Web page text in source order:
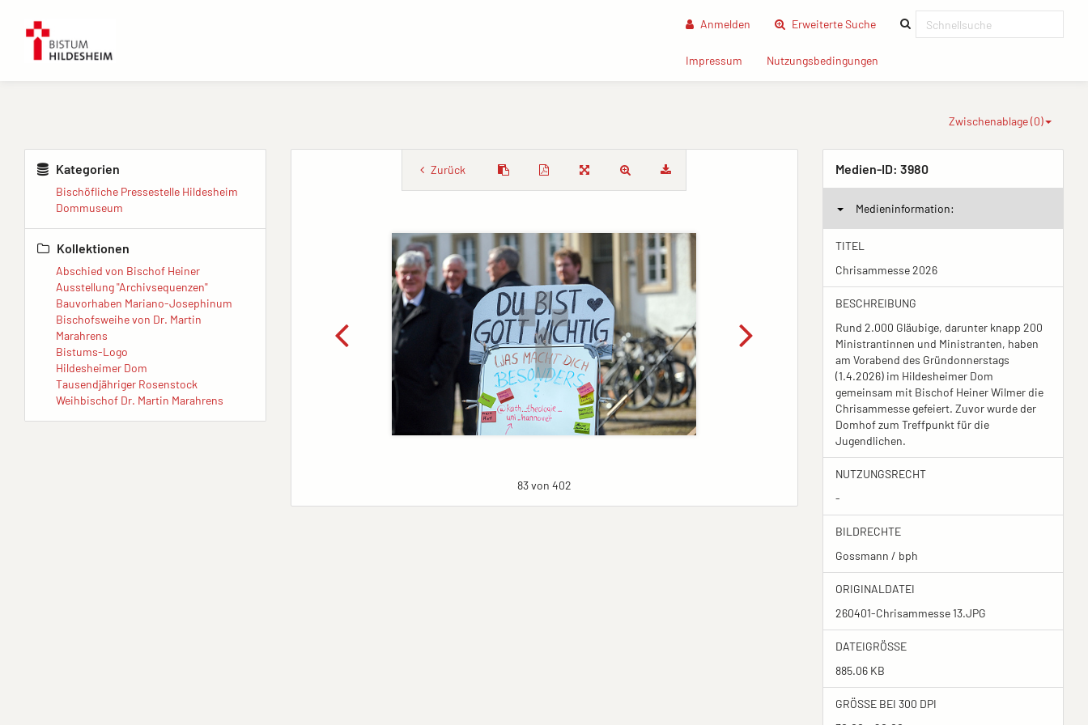
Anmelden Erweiterte Suche(current)
Impressum (current)Nutzungsbedingungen
Zwischenablage (0)
Kategorien
Bischöfliche Pressestelle Hildesheim
Dommuseum
Kollektionen
Abschied von Bischof Heiner
Ausstellung "Archivsequenzen"
Bauvorhaben Mariano-Josephinum
Bischofsweihe von Dr. Martin
Marahrens
Bistums-Logo
Hildesheimer Dom
Tausendjähriger Rosenstock
Weihbischof Dr. Martin Marahrens
Zurück
83 von 402
Medien-ID: 3980
Medieninformation:
TITEL
Chrisammesse 2026
BESCHREIBUNG
Rund 2.000 Gläubige, darunter knapp 200
Ministrantinnen und Ministranten, haben
am Vorabend des Gründonnerstags
(1.4.2026) im Hildesheimer Dom
gemeinsam mit Bischof Heiner Wilmer die
Chrisammesse gefeiert. Zuvor wurde der
Domhof zum Treffpunkt für die
Jugendlichen.
NUTZUNGSRECHT
-
BILDRECHTE
Gossmann / bph
ORIGINALDATEI
260401-Chrisammesse 13.JPG
DATEIGRÖSSE
885.06 KB
GRÖSSE BEI 300 DPI